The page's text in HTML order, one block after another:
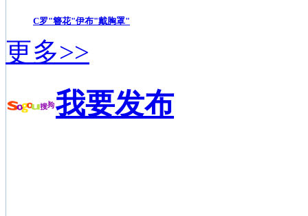
C罗"簪花"伊布"戴胸罩"
更多>>
我要发布